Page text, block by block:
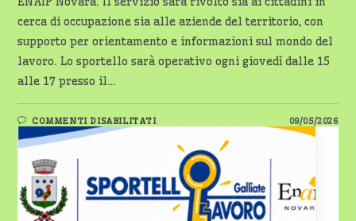
cerca di occupazione sia alle aziende del territorio, con
supporto per orientamento e informazioni sul mondo del
lavoro. Lo sportello sarà operativo ogni giovedì dalle 15
alle 17 presso il…
COMMENTI DISABILITATISU
GALLIATE,
DAL
MAGGIO
APRE
IL
NUOVO
SPORTELLO
LAVORO
09/05/2026